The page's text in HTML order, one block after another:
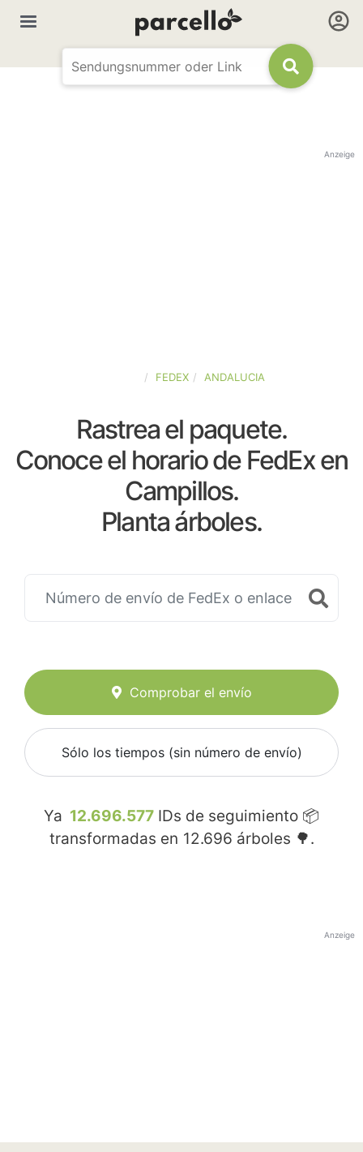
Anzeige
FEDEX ANDALUCIA
Rastrea el paquete.
Conoce el horario de FedEx en
Campillos.
Planta árboles.
Comprobar el envío
Sólo los tiempos (sin número de envío)
Ya 12.696.577 IDs de seguimiento 📦
transformadas en 12.696 árboles 🌳.
Anzeige